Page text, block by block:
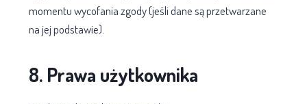
momentu wycofania zgody (jeśli dane są przetwarzane
na jej podstawie).
8. Prawa użytkownika